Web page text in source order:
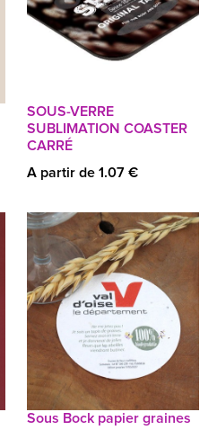
SOUS-VERRE
SUBLIMATION COASTER
CARRÉ
A partir de 1.07 €
Sous Bock papier graines